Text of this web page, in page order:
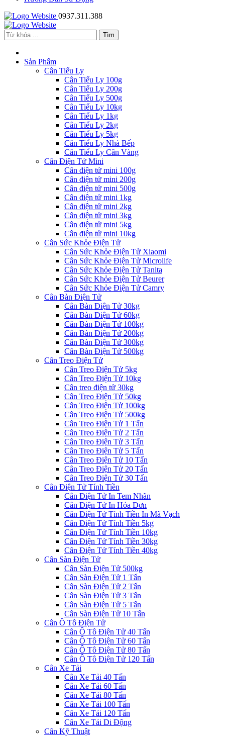
0937.311.388
Sản Phẩm
Cân Tiểu Ly
Cân Tiểu Ly 100g
Cân Tiểu Ly 200g
Cân Tiểu Ly 500g
Cân Tiểu Ly 10kg
Cân Tiểu Ly 1kg
Cân Tiểu Ly 2kg
Cân Tiểu Ly 5kg
Cân Tiểu Ly Nhà Bếp
Cân Tiểu Ly Cân Vàng
Cân Điện Tử Mini
Cân điện tử mini 100g
Cân điện tử mini 200g
Cân điện tử mini 500g
Cân điện tử mini 1kg
Cân điện tử mini 2kg
Cân điện tử mini 3kg
Cân điện tử mini 5kg
Cân điện tử mini 10kg
Cân Sức Khỏe Điện Tử
Cân Sức Khỏe Điện Tử Xiaomi
Cân Sức Khỏe Điện Tử Microlife
Cân Sức Khỏe Điện Tử Tanita
Cân Sức Khỏe Điện Tử Beurer
Cân Sức Khỏe Điện Tử Camry
Cân Bàn Điện Tử
Cân Bàn Điện Tử 30kg
Cân Bàn Điện Tử 60kg
Cân Bàn Điện Tử 100kg
Cân Bàn Điện Tử 200kg
Cân Bàn Điện Tử 300kg
Cân Bàn Điện Tử 500kg
Cân Treo Điện Tử
Cân Treo Điện Tử 5kg
Cân Treo Điện Tử 10kg
Cân treo điện tử 30kg
Cân Treo Điện Tử 50kg
Cân Treo Điện Tử 100kg
Cân Treo Điện Tử 500kg
Cân Treo Điện Tử 1 Tấn
Cân Treo Điện Tử 2 Tấn
Cân Treo Điện Tử 3 Tấn
Cân Treo Điện Tử 5 Tấn
Cân Treo Điện Tử 10 Tấn
Cân Treo Điện Tử 20 Tấn
Cân Treo Điện Tử 30 Tấn
Cân Điện Tử Tính Tiền
Cân Điện Tử In Tem Nhãn
Cân Điện Tử In Hóa Đơn
Cân Điện Tử Tính Tiền In Mã Vạch
Cân Điện Tử Tính Tiền 5kg
Cân Điện Tử Tính Tiền 10kg
Cân Điện Tử Tính Tiền 30kg
Cân Điện Tử Tính Tiền 40kg
Cân Sàn Điện Tử
Cân Sàn Điện Tử 500kg
Cân Sàn Điện Tử 1 Tấn
Cân Sàn Điện Tử 2 Tấn
Cân Sàn Điện Tử 3 Tấn
Cân Sàn Điện Tử 5 Tấn
Cân Sàn Điện Tử 10 Tấn
Cân Ô Tô Điện Tử
Cân Ô Tô Điện Tử 40 Tấn
Cân Ô Tô Điện Tử 60 Tấn
Cân Ô Tô Điện Tử 80 Tấn
Cân Ô Tô Điện Tử 120 Tấn
Cân Xe Tải
Cân Xe Tải 40 Tấn
Cân Xe Tải 60 Tấn
Cân Xe Tải 80 Tấn
Cân Xe Tải 100 Tấn
Cân Xe Tải 120 Tấn
Cân Xe Tải Di Động
Cân Kỹ Thuật